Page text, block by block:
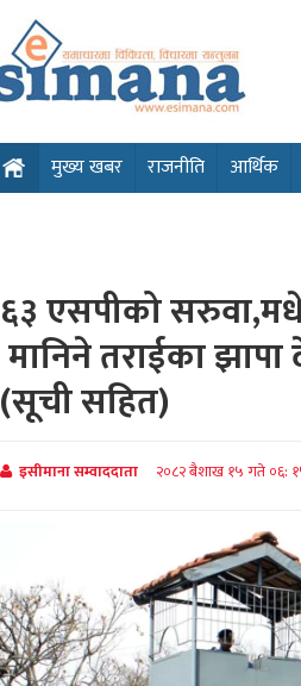
मुख्य खबर राजनीति आर्थिक
६३ एसपीको
मानिने तराईका
(सूची सहित)
इसीमाना सम्वाददाता २०८२ बैशाख १५ गते ०६: